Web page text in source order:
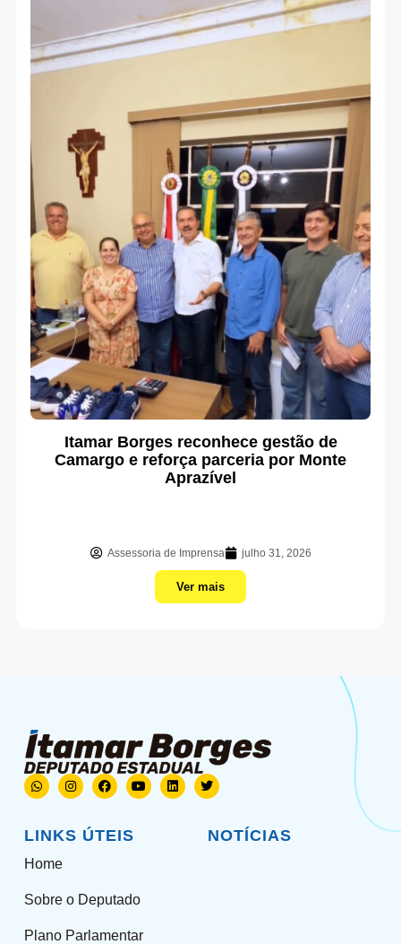
Itamar Borges reconhece gestão de
Camargo e reforça parceria por Monte
Aprazível
Assessoria de Imprensa julho 31, 2026
Ver mais
LINKS ÚTEIS
Home
Sobre o Deputado
Plano Parlamentar
NOTÍCIAS